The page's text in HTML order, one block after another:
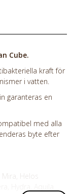
Cube.
kraft för
i vatten.
garanteras en
med alla
byte efter
Helos